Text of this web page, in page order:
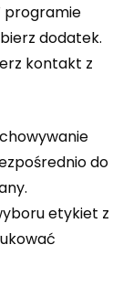
programie
dodatek.
kontakt z
do
etykiet z